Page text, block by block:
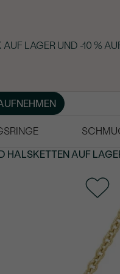
LAGER UND -10 %
HALSKETTEN AUF